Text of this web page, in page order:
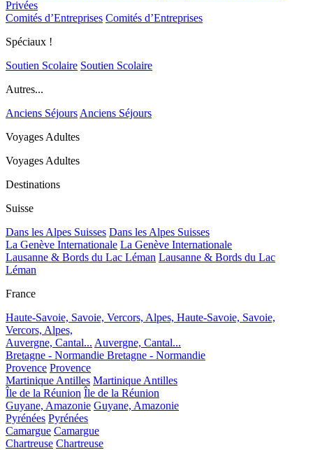
Privées
Comités d’Entreprises Comités d’Entreprises
Spéciaux !
Soutien Scolaire Soutien Scolaire
Autres...
Anciens SéjoursAnciens Séjours
Voyages Adultes
Voyages Adultes
Destinations
Suisse
Dans les Alpes Suisses Dans les Alpes Suisses
La Genève Internationale La Genève Internationale
Lausanne & Bords du Lac Léman Lausanne & Bords du Lac
Léman
France
Haute-Savoie, Savoie, Vercors, Alpes, Haute-Savoie, Savoie,
Vercors, Alpes,
Auvergne, Cantal... Auvergne, Cantal...
Bretagne - Normandie Bretagne - Normandie
Provence Provence
Martinique Antilles Martinique Antilles
Île de la Réunion Île de la Réunion
Guyane, Amazonie Guyane, Amazonie
Pyrénées Pyrénées
Camargue Camargue
Chartreuse Chartreuse